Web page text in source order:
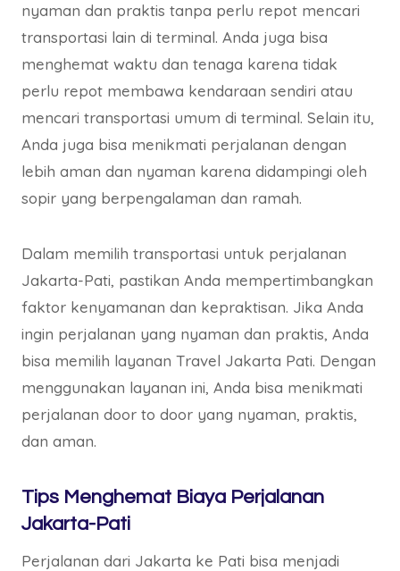
nyaman dan praktis tanpa perlu repot mencari
transportasi lain di terminal. Anda juga bisa
menghemat waktu dan tenaga karena tidak
perlu repot membawa kendaraan sendiri atau
mencari transportasi umum di terminal. Selain itu,
Anda juga bisa menikmati perjalanan dengan
lebih aman dan nyaman karena didampingi oleh
sopir yang berpengalaman dan ramah.
Dalam memilih transportasi untuk perjalanan
Jakarta-Pati, pastikan Anda mempertimbangkan
faktor kenyamanan dan kepraktisan. Jika Anda
ingin perjalanan yang nyaman dan praktis, Anda
bisa memilih layanan Travel Jakarta Pati. Dengan
menggunakan layanan ini, Anda bisa menikmati
perjalanan door to door yang nyaman, praktis,
dan aman.
Tips Menghemat Biaya Perjalanan
Jakarta-Pati
Perjalanan dari Jakarta ke Pati bisa menjadi